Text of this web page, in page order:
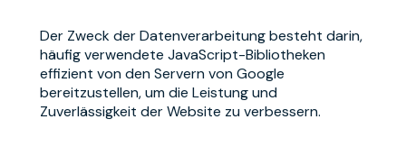
Der Zweck der Datenverarbeitung besteht darin,
häufig verwendete JavaScript-Bibliotheken
effizient von den Servern von Google
bereitzustellen, um die Leistung und
Zuverlässigkeit der Website zu verbessern.